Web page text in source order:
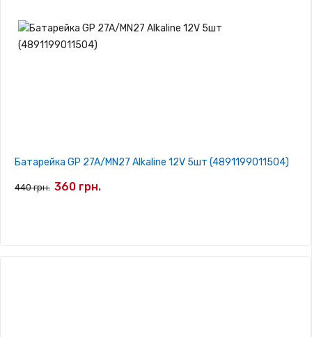
Батарейка GP 27A/MN27 Alkaline 12V 5шт (4891199011504)
440 грн. 360 грн.